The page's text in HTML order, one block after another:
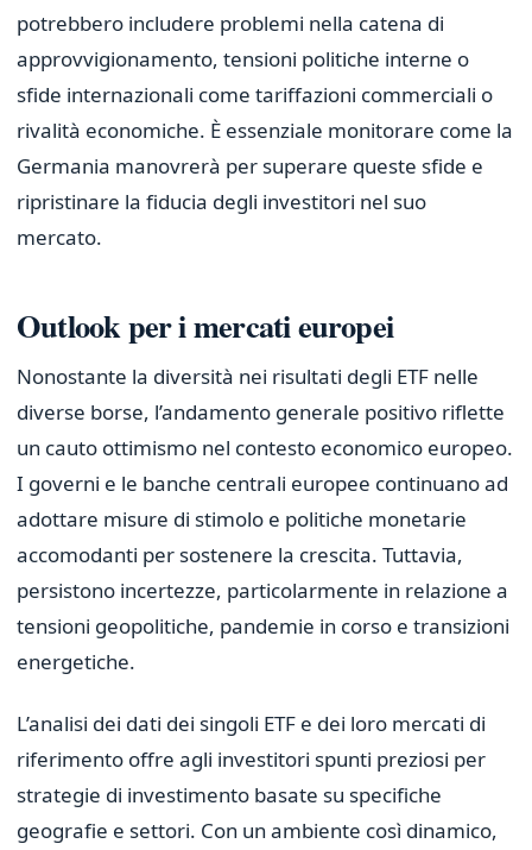
potrebbero includere problemi nella catena di
approvvigionamento, tensioni politiche interne o
sfide internazionali come tariffazioni commerciali o
rivalità economiche. È essenziale monitorare come la
Germania manovrerà per superare queste sfide e
ripristinare la fiducia degli investitori nel suo
mercato.
Outlook per i mercati europei
Nonostante la diversità nei risultati degli ETF nelle
diverse borse, l’andamento generale positivo riflette
un cauto ottimismo nel contesto economico europeo.
I governi e le banche centrali europee continuano ad
adottare misure di stimolo e politiche monetarie
accomodanti per sostenere la crescita. Tuttavia,
persistono incertezze, particolarmente in relazione a
tensioni geopolitiche, pandemie in corso e transizioni
energetiche.
L’analisi dei dati dei singoli ETF e dei loro mercati di
riferimento offre agli investitori spunti preziosi per
strategie di investimento basate su specifiche
geografie e settori. Con un ambiente così dinamico,